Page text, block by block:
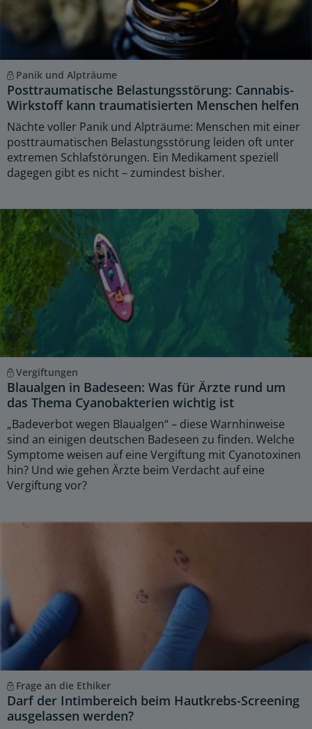
Panik und Alpträume
Posttraumatische Belastungsstörung: Cannabis-
Wirkstoff kann traumatisierten Menschen helfen
Nächte voller Panik und Alpträume: Menschen mit einer
posttraumatischen Belastungsstörung leiden oft unter
extremen Schlafstörungen. Ein Medikament speziell
dagegen gibt es nicht – zumindest bisher.
Vergiftungen
Blaualgen in Badeseen: Was für Ärzte rund um
das Thema Cyanobakterien wichtig ist
„Badeverbot wegen Blaualgen“ – diese Warnhinweise
sind an einigen deutschen Badeseen zu finden. Welche
Symptome weisen auf eine Vergiftung mit Cyanotoxinen
hin? Und wie gehen Ärzte beim Verdacht auf eine
Vergiftung vor?
Frage an die Ethiker
Darf der Intimbereich beim Hautkrebs-Screening
ausgelassen werden?